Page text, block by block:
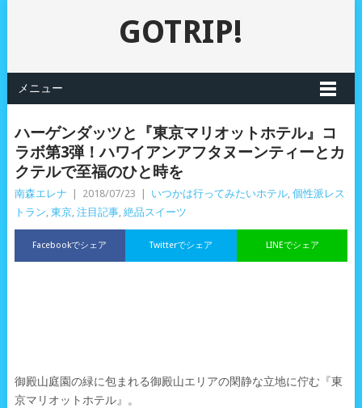
GOTRIP!
メニュー
ハーゲンダッツと『東京マリオットホテル』コ
ラボ第3弾！ハワイアンアフタヌーンティーとカ
クテルで至福のひと時を
南森エレナ 2018/07/23 いつかは行ってみたいホテル, 個性派レス
トラン, 東京, 注目記事, 絶品スイーツ
Facebookでシェア LINEでシェア
Twitterでシェア
御殿山庭園の緑に包まれる御殿山エリアの閑静な立地に佇む『東
京マリオットホテル』。